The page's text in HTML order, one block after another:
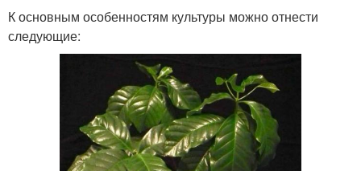
К основным особенностям культуры можно отнести
следующие: